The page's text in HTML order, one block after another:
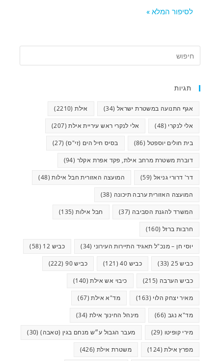
לסיפור המלא »
תגיות
אגף התנועה במשטרת ישראל (34) אילת(2210)
אלי לנקרי (48) אלי לנקרי ראש עיריית אילת(207)
בית חולים יוספטל (86) בסיס חיל הים (זי"ס) (27)
דוברת משטרת מרחב אילת, פקד אפרת אקלר (94)
דר' דרורי גניאל (59) המועצה האזורית חבל אילות(48)
המועצה האזורית ערבה תיכונה (38)
המשרד להגנת הסביבה (37) חבל אילות(135)
חרבות ברזל (160)
יוסי חן – מנכ"ל תאגיד התיירות העירוני (34) כביש 12 (58)
כביש 25 (33) כביש 40 (121) כביש 90 (222)
כביש הערבה (215) כיבוי אש אילת(140)
מאיר יצחק הלוי (163) מד"א אילת(67)
מד"א נגב (66) מינהל החינוך אילת (34)
מירי קופיטו (29) מעבר הגבול ע״ש מנחם בגין (טאבה)(30)
מפרץ אילת(124) משטרת אילת (426)